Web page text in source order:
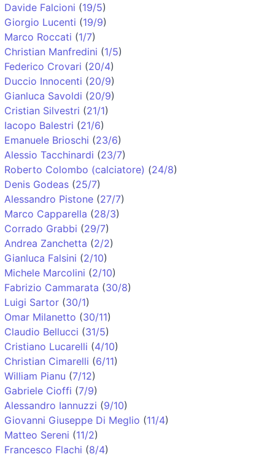
Davide Falcioni (19/5)
Giorgio Lucenti (19/9)
Marco Roccati (1/7)
Christian Manfredini (1/5)
Federico Crovari (20/4)
Duccio Innocenti (20/9)
Gianluca Savoldi (20/9)
Cristian Silvestri (21/1)
Iacopo Balestri (21/6)
Emanuele Brioschi (23/6)
Alessio Tacchinardi (23/7)
Roberto Colombo (calciatore) (24/8)
Denis Godeas (25/7)
Alessandro Pistone (27/7)
Marco Capparella (28/3)
Corrado Grabbi (29/7)
Andrea Zanchetta (2/2)
Gianluca Falsini (2/10)
Michele Marcolini (2/10)
Fabrizio Cammarata (30/8)
Luigi Sartor (30/1)
Omar Milanetto (30/11)
Claudio Bellucci (31/5)
Cristiano Lucarelli (4/10)
Christian Cimarelli (6/11)
William Pianu (7/12)
Gabriele Cioffi (7/9)
Alessandro Iannuzzi (9/10)
Giovanni Giuseppe Di Meglio (11/4)
Matteo Sereni (11/2)
Francesco Flachi (8/4)